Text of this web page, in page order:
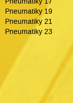
Pneumatiky 19
Pneumatiky 21
Pneumatiky 23